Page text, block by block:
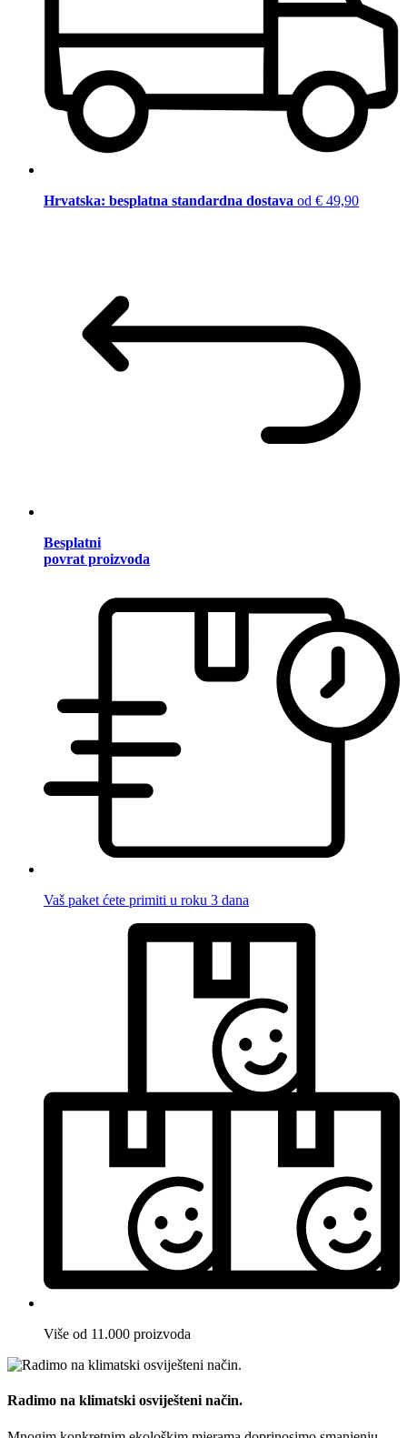
Hrvatska: besplatna standardna dostava od € 49,90
Besplatni
povrat proizvoda
Vaš paket ćete primiti u roku 3 dana
Više od 11.000 proizvoda
Radimo na klimatski osviješteni način.